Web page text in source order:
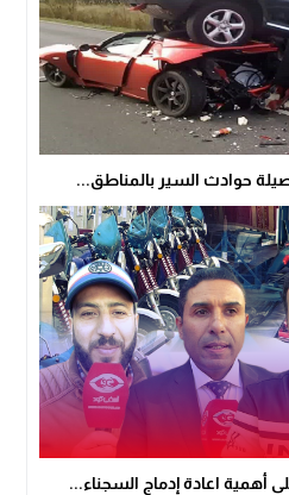
أهمية اعادة إدماج السجناء...